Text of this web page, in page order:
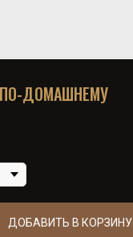
ДОМАШНЕМУ
ДОБАВИТЬ В КОРЗИНУ